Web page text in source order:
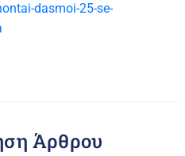
dasmoi-25-se-
Άρθρου